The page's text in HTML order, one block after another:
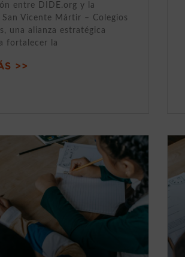
entre DIDE.org y la
San Vicente Mártir – Colegios
una alianza estratégica
fortalecer la
>>